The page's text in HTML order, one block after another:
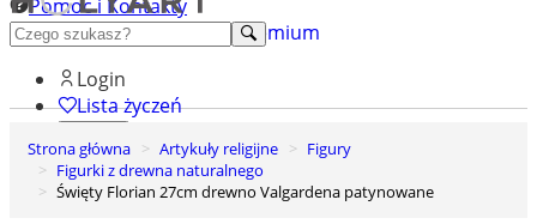
Pomoc i Kontakty
+48 222 922 860
Odkryj premium
Login
Lista życzeń
0
Koszyk
Strona główna Artykuły religijne
Figury
Figurki z drewna naturalnego
Święty Florian 27cm drewno Valgardena patynowane